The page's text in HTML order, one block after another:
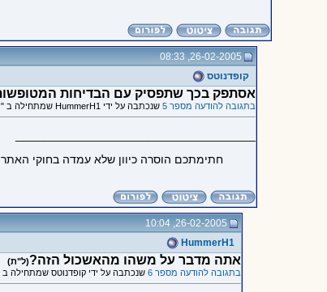
26-02-2005, 08:33
קופדנוטס
אסתפק בכך שתפסיק עם הבדיחות
בתגובה להודעה מספר 5
שנכתבה על ידי HummerH1 שמתחילה ב "תפסת אותי על טעות בזיהוי. רוצה ח"ח?"
חתימתכם הוסרה כיוון שלא עמדה בחוקי
26-02-2005, 10:04
HummerH1
אתה מדבר על משהו מהאשכול הזה?(ל"ת)
בתגובה להודעה מספר 6
שנכתבה על ידי קופדנוטס שמתחילה